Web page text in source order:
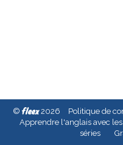
© fleex2026 Politique de
Apprendre l'anglais avec
séries